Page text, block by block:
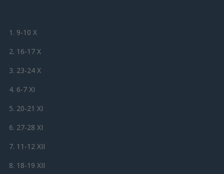
1. 9-10 X
2. 16-17 X
3. 23-24 X
4. 6-7 XI
5. 20-21 XI
6. 27-28 XI
7. 11-12 XII
8. 18-19 XII